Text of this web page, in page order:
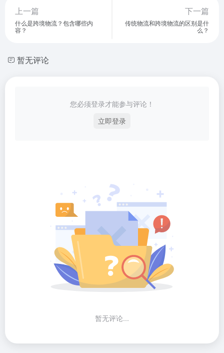
上一篇
什么是跨境物流？包含哪些内
容？
下一篇
传统物流和跨境物流的区别是什
么？
暂无评论
您必须登录才能参与评论！
立即登录
暂无评论...